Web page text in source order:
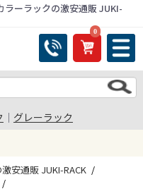
ーラックの激安通販 JUKI-
0
｜ グレーラック
安通販 JUKI-RACK